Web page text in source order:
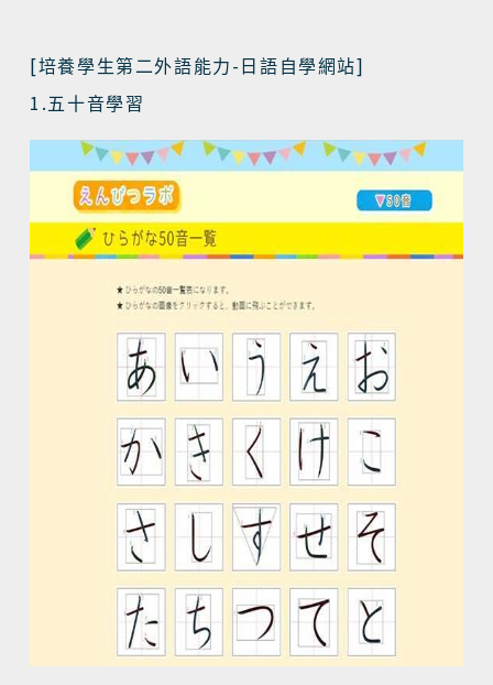
[培養學生第二外語能力 - 日語自學網站]
1. 五十音學習